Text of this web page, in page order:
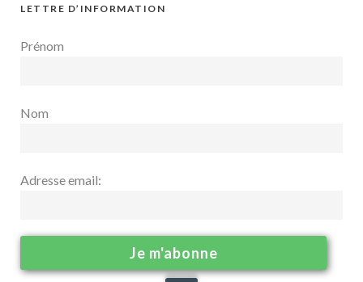
LETTRE D’INFORMATION
Prénom
Nom
Adresse email: